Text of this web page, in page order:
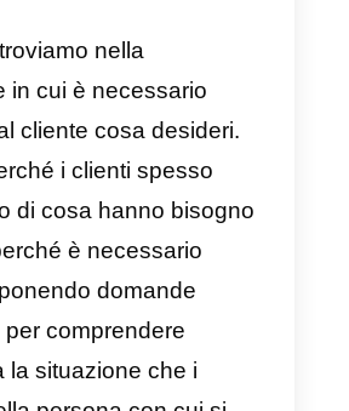
una persona ti invia un
tramite Callbell
social network integrati,
utilizzare le risposte
configurate in precedenza
rispondere